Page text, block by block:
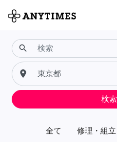
全て 修理・組立
search
place
検索